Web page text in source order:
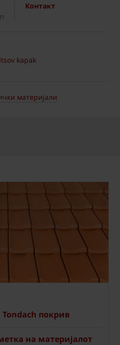
Контакт
kapak
материјали
покрив
на материјалот